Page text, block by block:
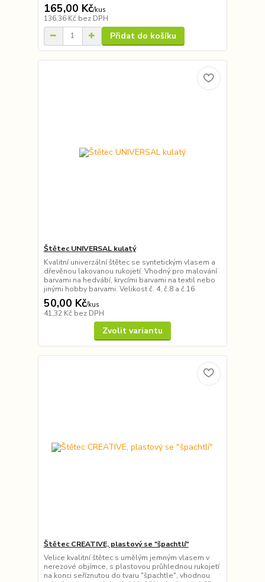
165,00 Kč/kus
136,36 Kč bez DPH
Přidat do košíku
Štětec UNIVERSAL kulatý
Kvalitní univerzální štětec se syntetickým vlasem a
dřevěnou lakovanou rukojetí. Vhodný pro malování
barvami na hedvábí, krycími barvami na textil nebo
jinými hobby barvami. Velikost č. 4, č.8 a č.16
50,00 Kč/kus
41,32 Kč bez DPH
Zvolit variantu
Štětec CREATIVE, plastový se "špachtlí"
Velice kvalitní štětec s umělým jemným vlasem v
nerezové objímce, s plastovou průhlednou rukojetí
na konci seříznutou do tvaru "špachtle", vhodnou